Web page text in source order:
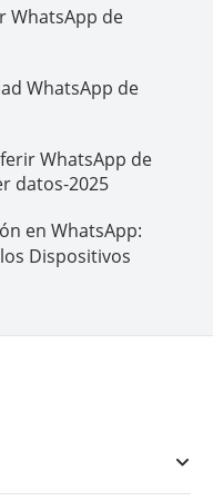
WhatsApp de
WhatsApp de
WhatsApp de
datos-2025
en WhatsApp:
Dispositivos